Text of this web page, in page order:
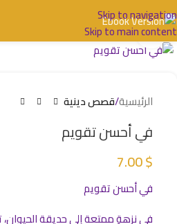
Skip to navigation
Skip to main content
اضغط للتكبير
الرئيسية قصص دينية
في أحسن تقويم
7.00$
في أحسن تقويم
في نزهةٍ ممتعة إلى حديقة